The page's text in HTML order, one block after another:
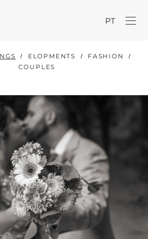
PT
ELOPMENTS
FASHION
COUPLES